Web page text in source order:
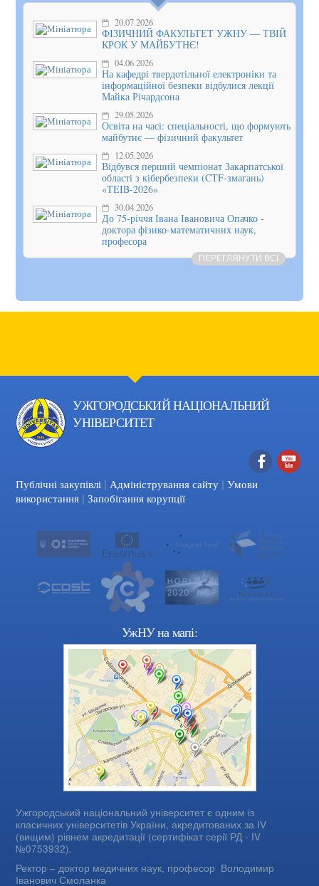
20.07.2026
ФІЗИЧНИЙ ФАКУЛЬТЕТ УЖНУ — ТВІЙ
КРОК У МАЙБУТНЄ!
04.06.2026
На кафедрі твердотільної електроніки та
інформаційної безпеки відбулися лекції
Майка Річардсона
29.05.2026
Освіта на часі: спеціальності, що формують
майбутнє — фізичний факультет
12.05.2026
Відбувся перший чемпіонат Закарпатської
області з кібербезпеки (CTF-змагань)
«TEIB-2026»
30.04.2026
До 75-річчя Івана Івановича Опачко -
доктора фізико-математичних наук,
професора
ПЕРЕГЛЯНУТИ ВСІ
УЖГОРОДСЬКИЙ НАЦІОНАЛЬНИЙ
УНІВЕРСИТЕТ
Facebook
Публічні закупівлі | Адміністрування сайту | Умови
використання | Запобігання корупції
УжНУ на мапі:
Ужгородський національний університет є одним із
класичних університетів України, акредитованих за IV
(вищим) рівнем акредитації (сертифікат серії РД - IV
№0753932).
Ректор – доктор медичних наук, професор Володимир
Іванович Смоланка